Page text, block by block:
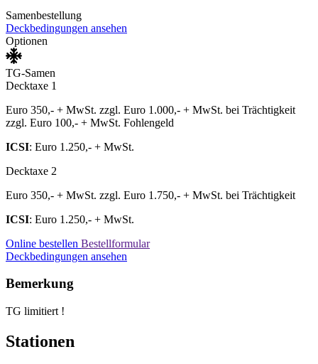
Samenbestellung
Deckbedingungen ansehen
Optionen
TG-Samen
Decktaxe 1
Euro 350,- + MwSt. zzgl. Euro 1.000,- + MwSt. bei Trächtigkeit
zzgl. Euro 100,- + MwSt. Fohlengeld
ICSI: Euro 1.250,- + MwSt.
Decktaxe 2
Euro 350,- + MwSt. zzgl. Euro 1.750,- + MwSt. bei Trächtigkeit
ICSI: Euro 1.250,- + MwSt.
Online bestellen Bestellformular
Deckbedingungen ansehen
Bemerkung
TG limitiert !
Stationen